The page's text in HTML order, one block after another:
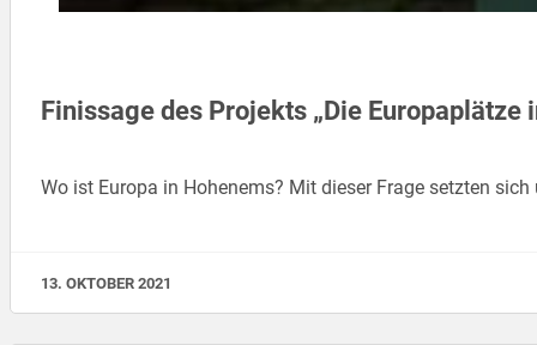
Finissage des Projekts „Die Europaplätze
Wo ist Europa in Hohenems? Mit dieser Frage setzten
13. OKTOBER 2021